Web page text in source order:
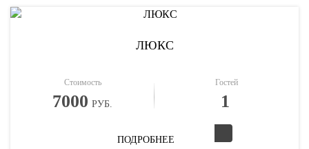
ЛЮКС
Стоимость
7000 РУБ.
Гостей
1
ПОДРОБНЕЕ